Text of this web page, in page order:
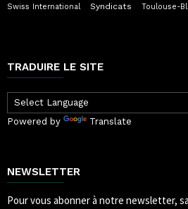
Swiss International Syndicats Toulouse-
TRADUIRE LE SITE
Powered by Translate
NEWSLETTER
Pour vous abonner à notre newsletter,